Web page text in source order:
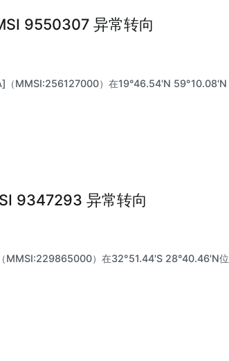
9550307 异常转向
MMSI:256127000）在19°46.54'N 59°10.08'N
9347293 异常转向
MMSI:229865000）在32°51.44'S 28°40.46'N位